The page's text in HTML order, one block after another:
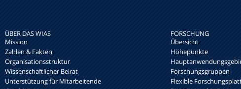
ÜBER DAS WIAS
Mission
Zahlen & Fakten
Organisationsstruktur
Wissenschaftlicher Beirat
Unterstützung für Mitarbeitende
FORSCHUNG
Übersicht
Höhepunkte
Forschungsgruppen
Flexible